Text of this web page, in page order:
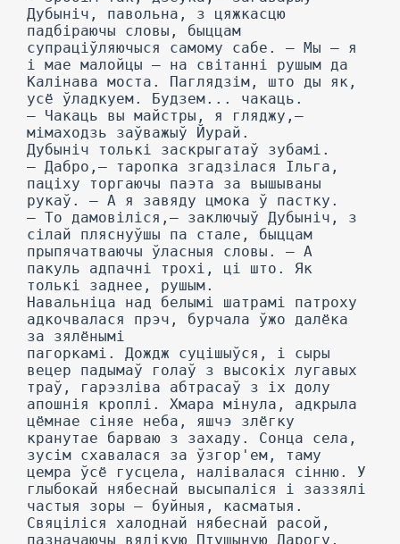
Дубыніч, павольна, з цяжкасцю
падбіраючы словы, быццам
супраціўляючыся самому сабе. — Мы — я
і мае малойцы — на світанні рушым да
Калінава моста. Паглядзім, што ды як,
усё ўладкуем. Будзем... чакаць.
— Чакаць вы майстры, я гляджу,—
мімаходзь заўважыў Йурай.
Дубыніч толькі заскрыгатаў зубамі.
— Дабро,— таропка згадзілася Ільга,
паціху торгаючы паэта за вышываны
рукаў. — А я завяду цмока ў пастку.
— To дамовіліся,— заключыў Дубыніч, з
сілай пляснуўшы па стале, быццам
прыпячатваючы ўласныя словы. — А
пакуль адпачні трохі, ці што. Як
толькі заднее, рушым.
Навальніца над белымі шатрамі патроху
адкочвалася прэч, бурчала ўжо далёка
за зялёнымі
пагоркамі. Дождж суцішыўся, і сыры
вецер падымаў голаў з высокіх лугавых
траў, гарэзліва абтрасаў з іх долу
апошнія кроплі. Хмара мінула, адкрыла
цёмнае сіняе неба, яшчэ злёгку
кранутае барваю з захаду. Сонца села,
зусім схавалася за ўзгор'ем, таму
цемра ўсё гусцела, налівалася сінню. У
глыбокай нябеснай высыпаліся і заззялі
частыя зоры — буйныя, касматыя.
Свяціліся халоднай нябеснай расой,
пазначаючы вялікую Птушыную Дарогу,